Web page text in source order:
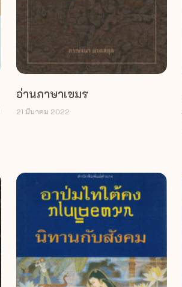
อ่านภาษาเขมร
21 มีนาคม 2022